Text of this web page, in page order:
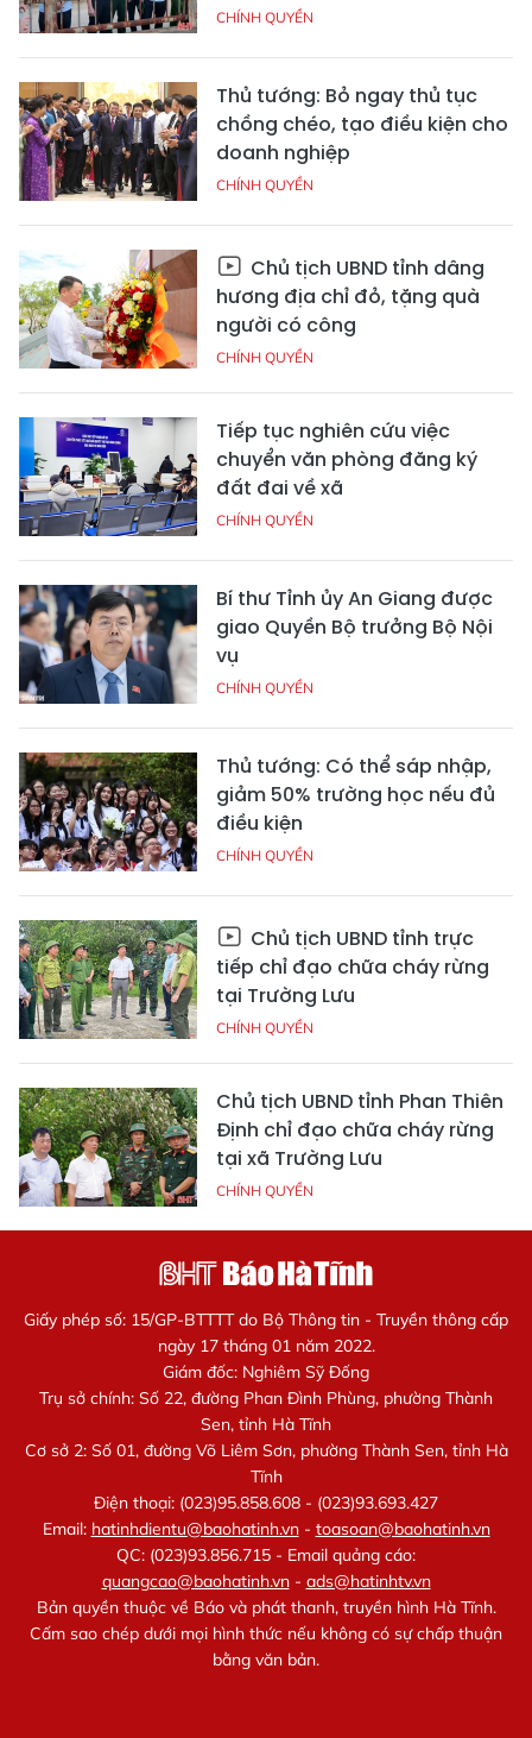
CHÍNH QUYỀN
Thủ tướng: Bỏ ngay thủ tục
chồng chéo, tạo điều kiện cho
doanh nghiệp
CHÍNH QUYỀN
Chủ tịch UBND tỉnh dâng
hương địa chỉ đỏ, tặng quà
người có công
CHÍNH QUYỀN
Tiếp tục nghiên cứu việc
chuyển văn phòng đăng ký
đất đai về xã
CHÍNH QUYỀN
Bí thư Tỉnh ủy An Giang được
giao Quyền Bộ trưởng Bộ Nội
vụ
CHÍNH QUYỀN
Thủ tướng: Có thể sáp nhập,
giảm 50% trường học nếu đủ
điều kiện
CHÍNH QUYỀN
Chủ tịch UBND tỉnh trực
tiếp chỉ đạo chữa cháy rừng
tại Trường Lưu
CHÍNH QUYỀN
Chủ tịch UBND tỉnh Phan Thiên
Định chỉ đạo chữa cháy rừng
tại xã Trường Lưu
CHÍNH QUYỀN
Giấy phép số: 15/GP-BTTTT do Bộ Thông tin - Truyền thông cấp
ngày 17 tháng 01 năm 2022.
Giám đốc: Nghiêm Sỹ Đống
Trụ sở chính: Số 22, đường Phan Đình Phùng, phường Thành
Sen, tỉnh Hà Tĩnh
Cơ sở 2: Số 01, đường Võ Liêm Sơn, phường Thành Sen, tỉnh Hà
Tĩnh
Điện thoại: (023)95.858.608 - (023)93.693.427
Email: hatinhdientu@baohatinh.vn- toasoan@baohatinh.vn
QC: (023)93.856.715 - Email quảng cáo:
quangcao@baohatinh.vn- ads@hatinhtv.vn
Bản quyền thuộc về Báo và phát thanh, truyền hình Hà Tĩnh.
Cấm sao chép dưới mọi hình thức nếu không có sự chấp thuận
bằng văn bản.